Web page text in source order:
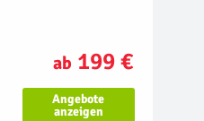
ab 199 €
Angebote
anzeigen